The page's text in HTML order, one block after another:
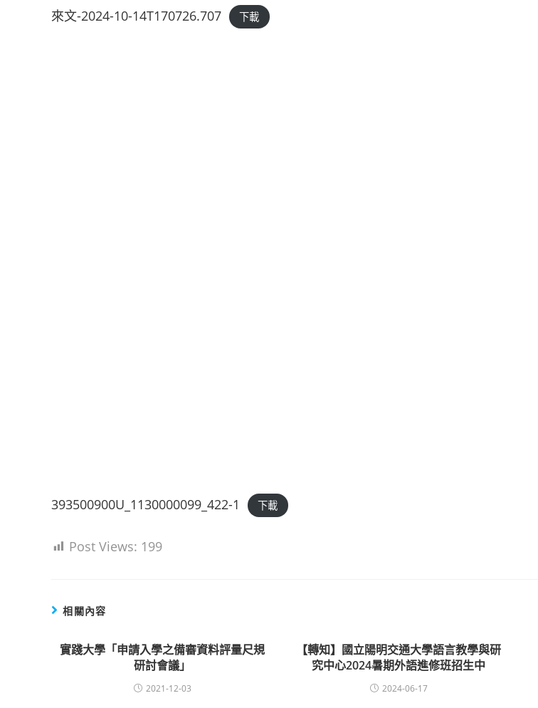
來文-2024-10-14T170726.707 下載
393500900U_1130000099_422-1 下載
Post Views: 199
相關內容
實踐大學「申請入學之備審資料評量尺規
研討會議」
2021-12-03
【轉知】國立陽明交通大學語言教學與研
究中心2024暑期外語進修班招生中
2024-06-17